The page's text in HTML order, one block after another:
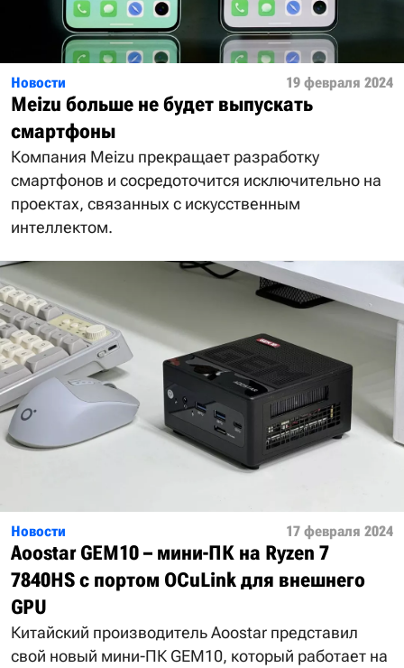
Новости 19 февраля 2024
Meizu больше не будет выпускать
смартфоны
Компания Meizu прекращает разработку
смартфонов и сосредоточится исключительно на
проектах, связанных с искусственным
интеллектом.
Новости 17 февраля 2024
Aoostar GEM10 – мини-ПК на Ryzen 7
7840HS с портом OCuLink для внешнего
GPU
Китайский производитель Aoostar представил
свой новый мини-ПК GEM10, который работает на